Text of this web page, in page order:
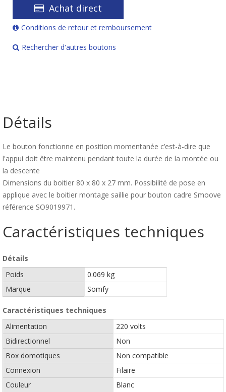
Achat direct
Conditions de retour et remboursement
Rechercher d'autres boutons
Détails
Le bouton fonctionne en position momentanée c’est-à-dire que
l'appui doit être maintenu pendant toute la durée de la montée ou
la descente
Dimensions du boitier 80 x 80 x 27 mm. Possibilité de pose en
applique avec le boitier montage saillie pour bouton cadre Smoove
référence SO9019971.
Caractéristiques techniques
Détails
Poids
0.069 kg
Marque
Somfy
Caractéristiques techniques
Alimentation
220 volts
Bidirectionnel
Non
Box domotiques
Non compatible
Connexion
Filaire
Couleur
Blanc